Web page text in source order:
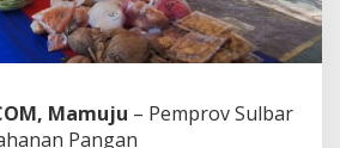
r
a
P
a
Mamuju – Pemprov Sulbar
Pangan